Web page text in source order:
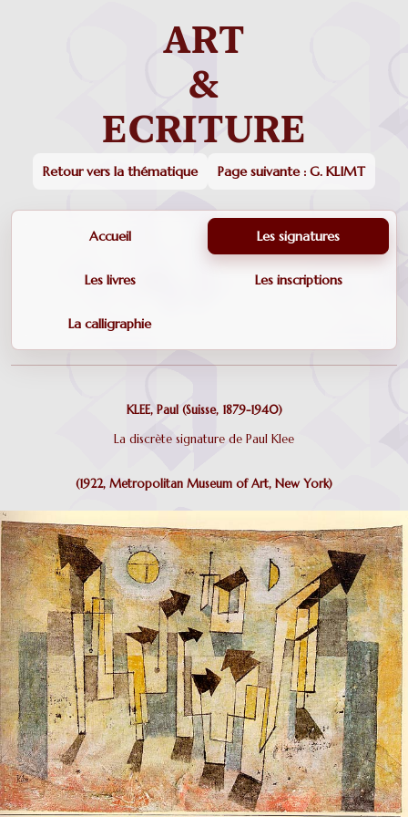
Retour vers la thématique Page suivante : G. KLIMT
Accueil Les signatures
Les livres Les inscriptions
La calligraphie
KLEE, Paul (Suisse, 1879-1940)
La discrète signature de Paul Klee
(1922, Metropolitan Museum of Art, New York)